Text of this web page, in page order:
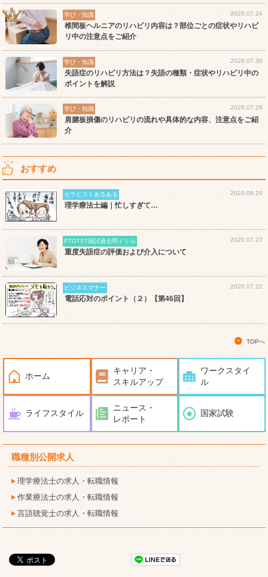
学び・知識 2026.07.24
椎間板ヘルニアのリハビリ内容は？部位ごとの症状やリハビ
リ中の注意点をご紹介
学び・知識 2026.07.30
失語症のリハビリ方法は？失語の種類・症状やリハビリ中の
ポイントを解説
学び・知識 2026.07.29
肩腱板損傷のリハビリの流れや具体的な内容、注意点をご紹
介
おすすめ
セラピストあるある 2020.08.20
理学療法士編｜忙しすぎて…
PTOTST国試過去問ドリル 2020.07.27
重度失語症の評価および介入について
ビジネスマナー 2020.07.22
電話応対のポイント（２）【第46回】
TOPへ
ホーム
キャリア・
スキルアップ
ワークスタイ
ル
ライフスタイル
ニュース・
レポート
国家試験
職種別公開求人
理学療法士の求人・転職情報
作業療法士の求人・転職情報
言語聴覚士の求人・転職情報